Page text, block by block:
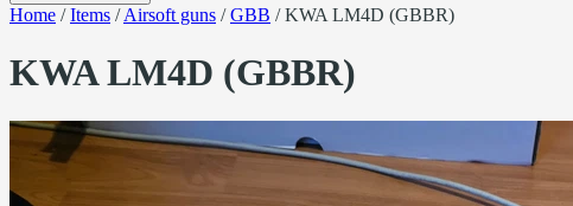
Home /Items /Airsoft guns /GBB /KWA LM4D (GBBR)
KWA LM4D (GBBR)